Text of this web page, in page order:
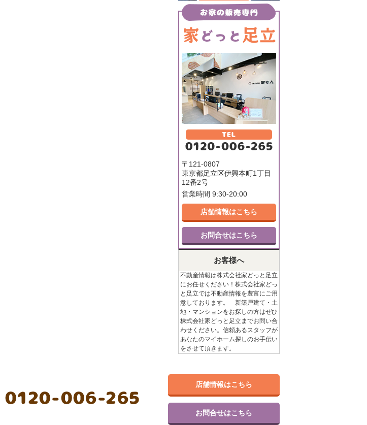
〒121-0807
東京都足立区伊興本町1丁目
12番2号
営業時間 9:30-20:00
店舗情報はこちら
お問合せはこちら
お客様へ
不動産情報は株式会社家どっと足立
にお任せください！株式会社家どっ
と足立では不動産情報を豊富にご用
意しております。 新築戸建て・土
地・マンションをお探しの方はぜひ
株式会社家どっと足立までお問い合
わせください。信頼あるスタッフが
あなたのマイホーム探しのお手伝い
をさせて頂きます。
店舗情報はこちら
お問合せはこちら